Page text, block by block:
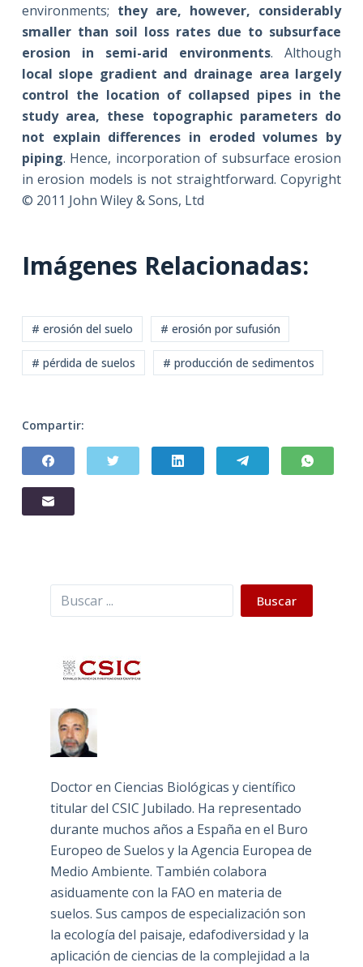
environments; they are, however, considerably
smaller than soil loss rates due to subsurface
erosion in semi-arid environments. Although
local slope gradient and drainage area largely
control the location of collapsed pipes in the
study area, these topographic parameters do
not explain differences in eroded volumes by
piping. Hence, incorporation of subsurface erosion
in erosion models is not straightforward. Copyright
© 2011 John Wiley & Sons, Ltd
Imágenes Relacionadas:
# erosión del suelo # erosión por sufusión
# pérdida de suelos # producción de sedimentos
Compartir:
Buscar Buscar
Doctor en Ciencias Biológicas y científico
titular del CSIC Jubilado. Ha representado
durante muchos años a España en el Buro
Europeo de Suelos y la Agencia Europea de
Medio Ambiente. También colabora
asiduamente con la FAO en materia de
suelos. Sus campos de especialización son
la ecología del paisaje, edafodiversidad y la
aplicación de ciencias de la complejidad a la